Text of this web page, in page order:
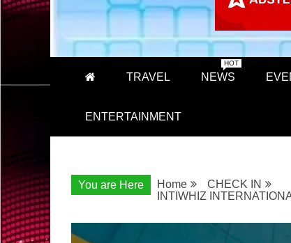
TRAVEL NEWS
HOT
ENTERTAINMENT
You are Here Home
CHECK IN
INTIWHIZ